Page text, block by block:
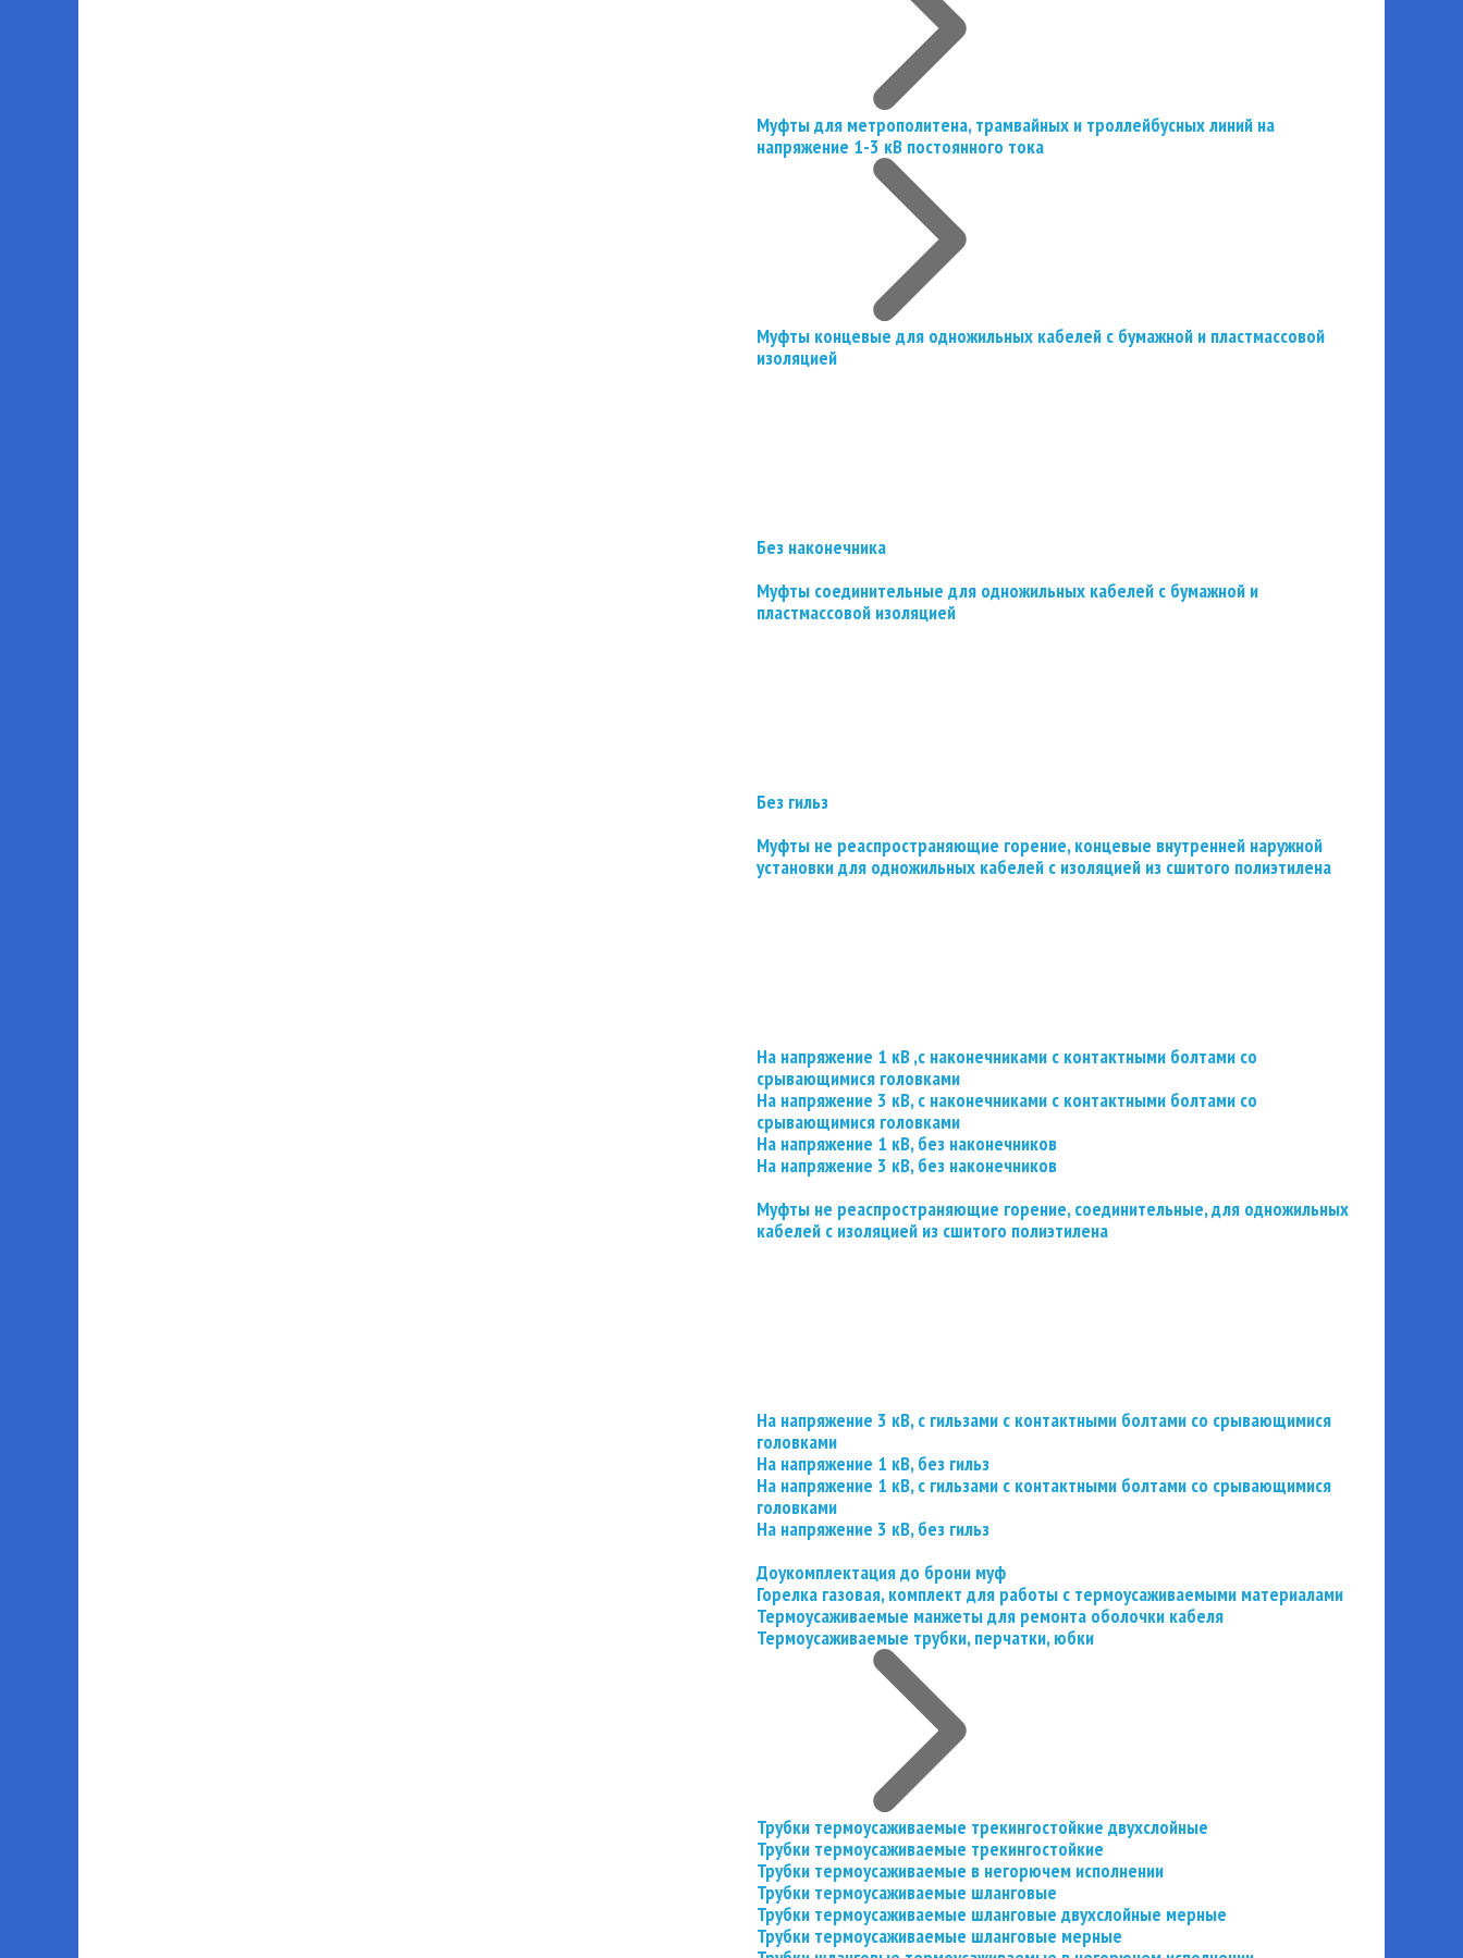
Муфты для метрополитена, трамвайных и троллейбусных линий на
напряжение 1-3 кВ постоянного тока
Муфты концевые для одножильных кабелей с бумажной и пластмассовой
изоляцией
Без наконечника
Муфты соединительные для одножильных кабелей с бумажной и
пластмассовой изоляцией
Без гильз
Муфты не реаспространяющие горение, концевые внутренней наружной
установки для одножильных кабелей с изоляцией из сшитого полиэтилена
На напряжение 1 кВ ,с наконечниками с контактными болтами со
срывающимися головками
На напряжение 3 кВ, с наконечниками с контактными болтами со
срывающимися головками
На напряжение 1 кВ, без наконечников
На напряжение 3 кВ, без наконечников
Муфты не реаспространяющие горение, соединительные, для одножильных
кабелей с изоляцией из сшитого полиэтилена
На напряжение 3 кВ, с гильзами с контактными болтами со срывающимися
головками
На напряжение 1 кВ, без гильз
На напряжение 1 кВ, с гильзами с контактными болтами со срывающимися
головками
На напряжение 3 кВ, без гильз
Доукомплектация до брони муф
Горелка газовая, комплект для работы с термоусаживаемыми материалами
Термоусаживаемые манжеты для ремонта оболочки кабеля
Термоусаживаемые трубки, перчатки, юбки
Трубки термоусаживаемые трекингостойкие двухслойные
Трубки термоусаживаемые трекингостойкие
Трубки термоусаживаемые в негорючем исполнении
Трубки термоусаживаемые шланговые
Трубки термоусаживаемые шланговые двухслойные мерные
Трубки термоусаживаемые шланговые мерные